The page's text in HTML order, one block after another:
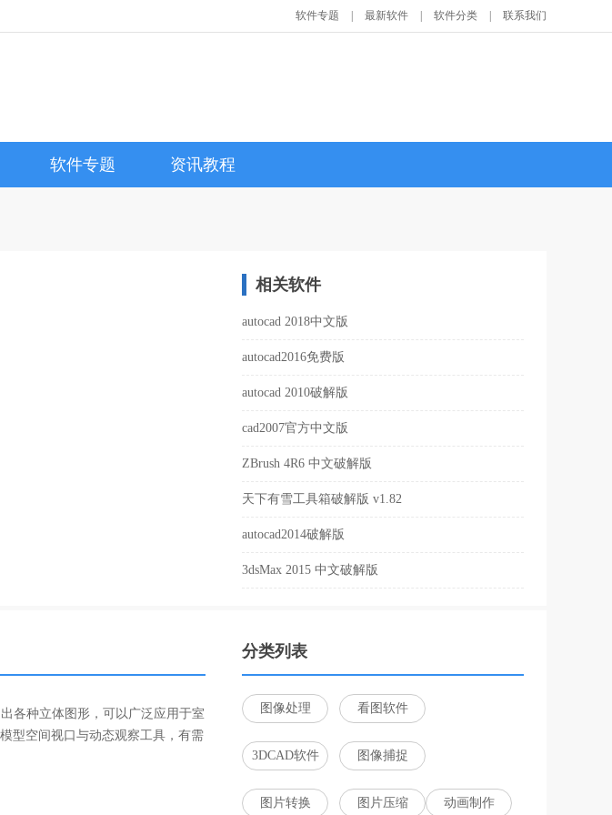
软件专题 最新软件 软件分类 联系我们
软件专题 资讯教程
相关软件
autocad 2018中文版
autocad2016免费版
autocad 2010破解版
cad2007官方中文版
ZBrush 4R6 中文破解版
天下有雪工具箱破解版 v1.82
autocad2014破解版
3dsMax 2015 中文破解版
各种立体图形，可以广泛应用于室
型空间视口与动态观察工具，有需
分类列表
图像处理 看图软件
3DCAD软件 图像捕捉
图片转换 图片压缩 动画制作